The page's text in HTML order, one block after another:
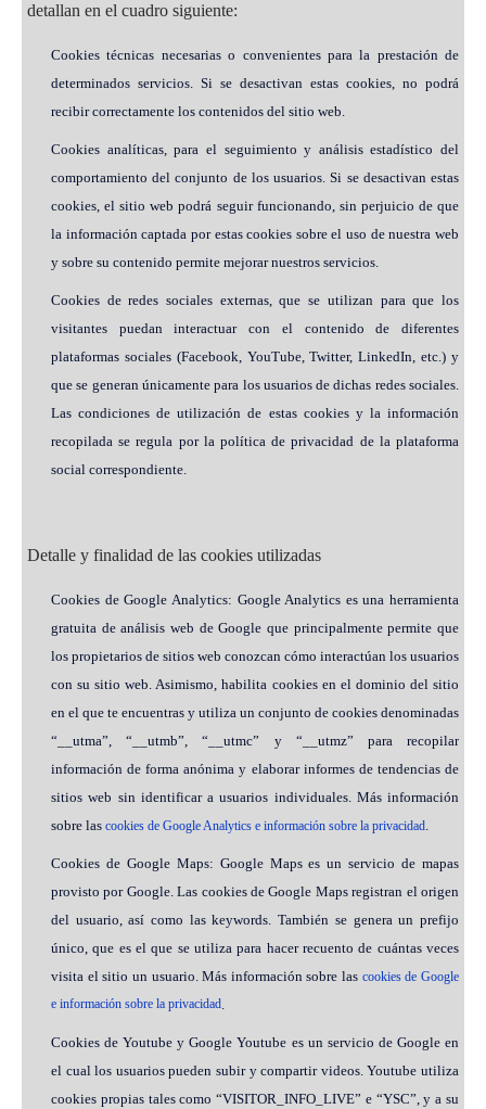
detallan en el cuadro siguiente:
Cookies técnicas necesarias o convenientes para la prestación de
determinados servicios. Si se desactivan estas cookies, no podrá
recibir correctamente los contenidos del sitio web.
Cookies analíticas, para el seguimiento y análisis estadístico del
comportamiento del conjunto de los usuarios. Si se desactivan estas
cookies, el sitio web podrá seguir funcionando, sin perjuicio de que
la información captada por estas cookies sobre el uso de nuestra web
y sobre su contenido permite mejorar nuestros servicios.
Cookies de redes sociales externas, que se utilizan para que los
visitantes puedan interactuar con el contenido de diferentes
plataformas sociales (Facebook, YouTube, Twitter, LinkedIn, etc.) y
que se generan únicamente para los usuarios de dichas redes sociales.
Las condiciones de utilización de estas cookies y la información
recopilada se regula por la política de privacidad de la plataforma
social correspondiente.
Detalle y finalidad de las cookies utilizadas
Cookies de Google Analytics: Google Analytics es una herramienta
gratuita de análisis web de Google que principalmente permite que
los propietarios de sitios web conozcan cómo interactúan los usuarios
con su sitio web. Asimismo, habilita cookies en el dominio del sitio
en el que te encuentras y utiliza un conjunto de cookies denominadas
“__utma”, “__utmb”, “__utmc” y “__utmz” para recopilar
información de forma anónima y elaborar informes de tendencias de
sitios web sin identificar a usuarios individuales. Más información
sobre las cookies de Google Analytics e información sobre la privacidad.
Cookies de Google Maps: Google Maps es un servicio de mapas
provisto por Google. Las cookies de Google Maps registran el origen
del usuario, así como las keywords. También se genera un prefijo
único, que es el que se utiliza para hacer recuento de cuántas veces
visita el sitio un usuario. Más información sobre las cookies de Google
e información sobre la privacidad.
Cookies de Youtube y Google Youtube es un servicio de Google en
el cual los usuarios pueden subir y compartir videos. Youtube utiliza
cookies propias tales como “VISITOR_INFO_LIVE” e “YSC”, y a su